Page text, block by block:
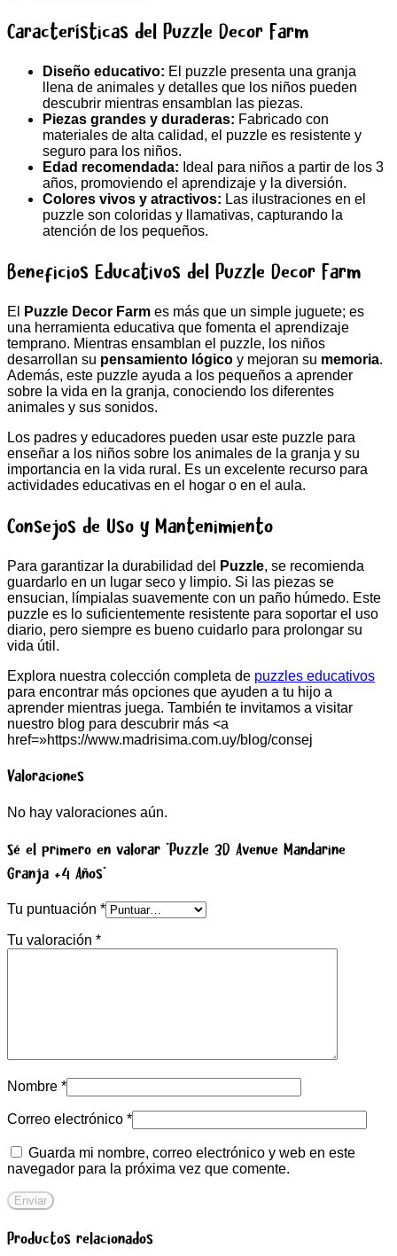
Características del Puzzle Decor Farm
Diseño educativo: El puzzle presenta una granja
llena de animales y detalles que los niños pueden
descubrir mientras ensamblan las piezas.
Piezas grandes y duraderas: Fabricado con
materiales de alta calidad, el puzzle es resistente y
seguro para los niños.
Edad recomendada: Ideal para niños a partir de los 3
años, promoviendo el aprendizaje y la diversión.
Colores vivos y atractivos: Las ilustraciones en el
puzzle son coloridas y llamativas, capturando la
atención de los pequeños.
Beneficios Educativos del Puzzle Decor Farm
El Puzzle Decor Farm es más que un simple juguete; es
una herramienta educativa que fomenta el aprendizaje
temprano. Mientras ensamblan el puzzle, los niños
desarrollan su pensamiento lógico y mejoran su memoria.
Además, este puzzle ayuda a los pequeños a aprender
sobre la vida en la granja, conociendo los diferentes
animales y sus sonidos.
Los padres y educadores pueden usar este puzzle para
enseñar a los niños sobre los animales de la granja y su
importancia en la vida rural. Es un excelente recurso para
actividades educativas en el hogar o en el aula.
Consejos de Uso y Mantenimiento
Para garantizar la durabilidad del Puzzle, se recomienda
guardarlo en un lugar seco y limpio. Si las piezas se
ensucian, límpialas suavemente con un paño húmedo. Este
puzzle es lo suficientemente resistente para soportar el uso
diario, pero siempre es bueno cuidarlo para prolongar su
vida útil.
Explora nuestra colección completa de puzzles educativos
para encontrar más opciones que ayuden a tu hijo a
aprender mientras juega. También te invitamos a visitar
nuestro blog para descubrir más <a
href=»https://www.madrisima.com.uy/blog/consej
Valoraciones
No hay valoraciones aún.
Sé el primero en valorar “Puzzle 3D Avenue Mandarine
Granja +4 Años”
Tu puntuación *
Tu valoración *
Nombre *
Correo electrónico *
Guarda mi nombre, correo electrónico y web en este
navegador para la próxima vez que comente.
Productos relacionados